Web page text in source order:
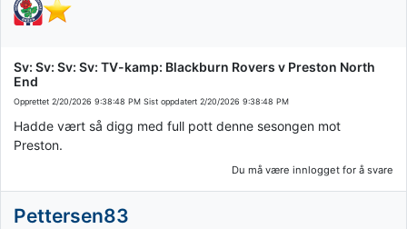
Sv: Sv: Sv: Sv: TV-kamp: Blackburn Rovers v Preston North
End
Opprettet 2/20/2026 9:38:48 PM Sist oppdatert 2/20/2026 9:38:48 PM
Hadde vært så digg med full pott denne sesongen mot
Preston.
Du må være innlogget for å svare
Pettersen83